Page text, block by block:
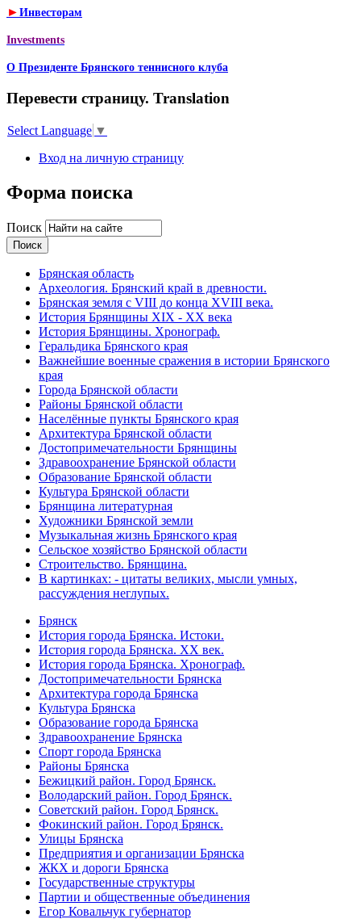
► Инвесторам
Investments
О Президенте Брянского теннисного клуба
Перевести страницу. Translation
Select Language ▼
Вход на личную страницу
Форма поиска
Поиск
Брянская область
Археология. Брянский край в древности.
Брянская земля с VIII до конца XVIII века.
История Брянщины XIX - XX века
История Брянщины. Хронограф.
Геральдика Брянского края
Важнейшие военные сражения в истории Брянского
края
Города Брянской области
Районы Брянской области
Населённые пункты Брянского края
Архитектура Брянской области
Достопримечательности Брянщины
Здравоохранение Брянской области
Образование Брянской области
Культура Брянской области
Брянщина литературная
Художники Брянской земли
Музыкальная жизнь Брянского края
Сельское хозяйство Брянской области
Строительство. Брянщина.
В картинках: - цитаты великих, мысли умных,
рассуждения неглупых.
Брянск
История города Брянска. Истоки.
История города Брянска. XX век.
История города Брянска. Хронограф.
Достопримечательности Брянска
Архитектура города Брянска
Культура Брянска
Образование города Брянска
Здравоохранение Брянска
Спорт города Брянска
Районы Брянска
Бежицкий район. Город Брянск.
Володарский район. Город Брянск.
Советский район. Город Брянск.
Фокинский район. Город Брянск.
Улицы Брянска
Предприятия и организации Брянска
ЖКХ и дороги Брянска
Государственные структуры
Партии и общественные объединения
Егор Ковальчук губернатор